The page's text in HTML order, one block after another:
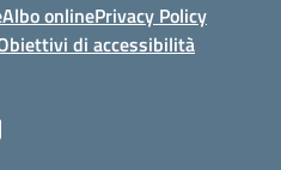
Albo onlinePrivacy Policy
di accessibilità